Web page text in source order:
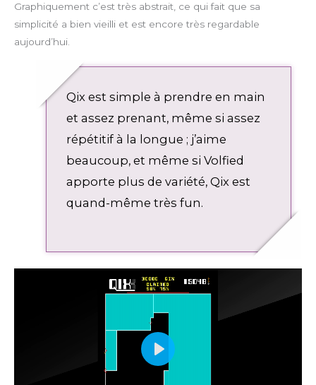
Graphiquement c’est très abstrait, ce qui fait que sa
simplicité a bien vieilli et est encore très regardable
aujourd’hui.
Qix est simple à prendre en main
et assez prenant, même si assez
répétitif à la longue ; j’aime
beaucoup, et même si Volfied
apporte plus de variété, Qix est
quand-même très fun.
P